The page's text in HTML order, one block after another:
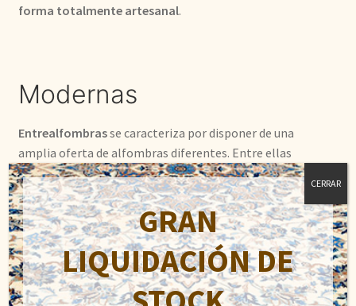
forma totalmente artesanal.
Modernas
Entrealfombrasse caracteriza por disponer de una
amplia oferta de alfombras diferentes. Entre ellas
tienes la oportunidad de encontrar diferentesmodelos
de alfombras modernas, que complementaran la
decoración de tu hogar de la manera más actual. Además
como hemos adelantado si no encontrase un modelo
que se adapte a sus necesidades de espacio y gustos,
tendrás la posibilidad de encargarnos tu alfombra
moderna a medida que encajara a la perfección en la
GRAN
LIQUIDACIÓN DE
CERRAR